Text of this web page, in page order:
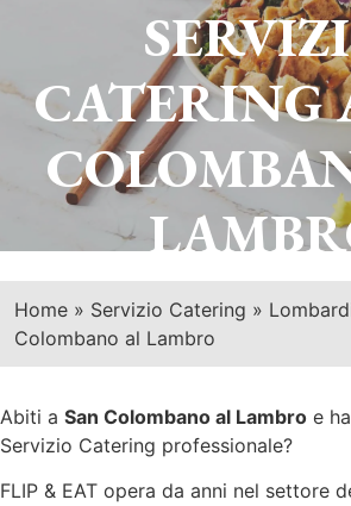
CATERING
Home » Servizio Catering »
Colombano al Lambro
Abiti a San Colombano al Lambro e
Servizio Catering professionale?
FLIP & EAT opera da anni nel settore